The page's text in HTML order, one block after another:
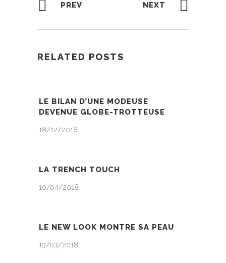
PREV NEXT
RELATED POSTS
LE BILAN D’UNE MODEUSE
DEVENUE GLOBE-TROTTEUSE
18/12/2018
LA TRENCH TOUCH
10/04/2018
LE NEW LOOK MONTRE SA PEAU
19/03/2018